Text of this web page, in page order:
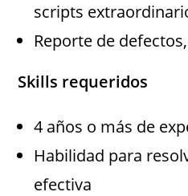
scripts
Reporte de
Skills requeridos
4 años o más de
Habilidad para
efectiva